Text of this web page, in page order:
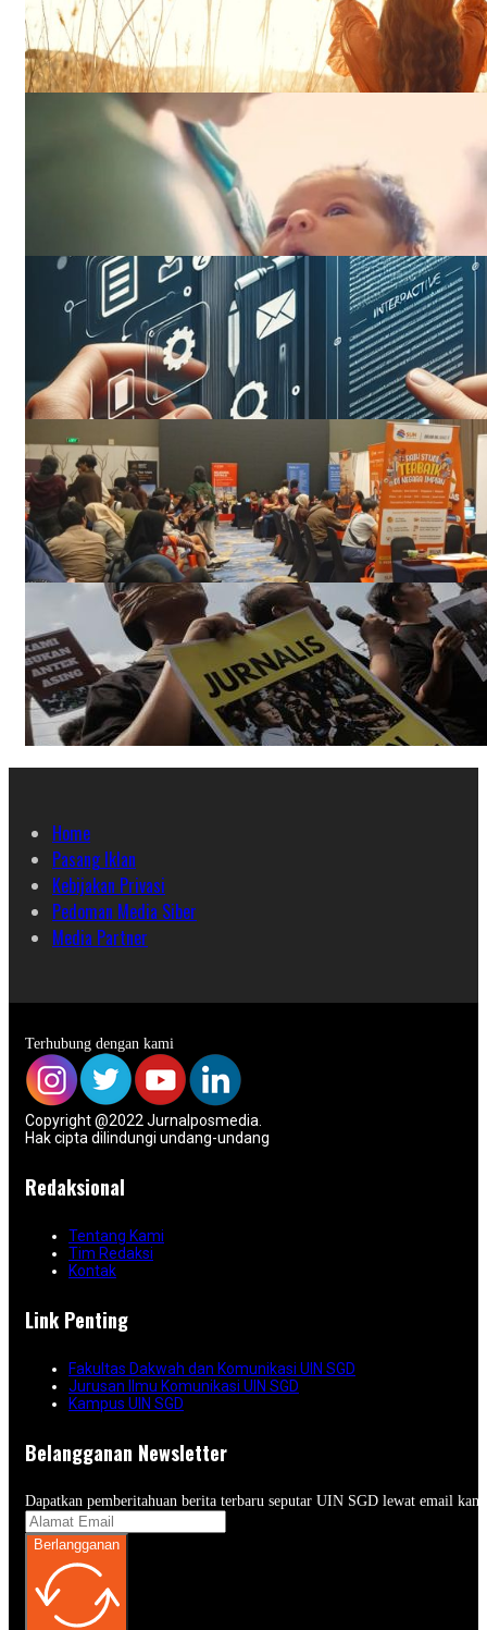
Home
Pasang Iklan
Kebijakan Privasi
Pedoman Media Siber
Media Partner
Terhubung dengan kami
Copyright @2022 Jurnalposmedia.
Hak cipta dilindungi undang-undang
Redaksional
Tentang Kami
Tim Redaksi
Kontak
Link Penting
Fakultas Dakwah dan Komunikasi UIN SGD
Jurusan Ilmu Komunikasi UIN SGD
Kampus UIN SGD
Belangganan Newsletter
Dapatkan pemberitahuan berita terbaru seputar UIN SGD lewat email
Berlangganan